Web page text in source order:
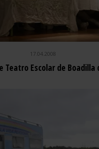
17.04.2008
Teatro Escolar de Boadilla